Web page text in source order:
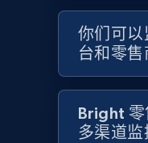
2.1K+
Amazon
Amazon products
你们可以
台和零售
Bright 零
多渠道监